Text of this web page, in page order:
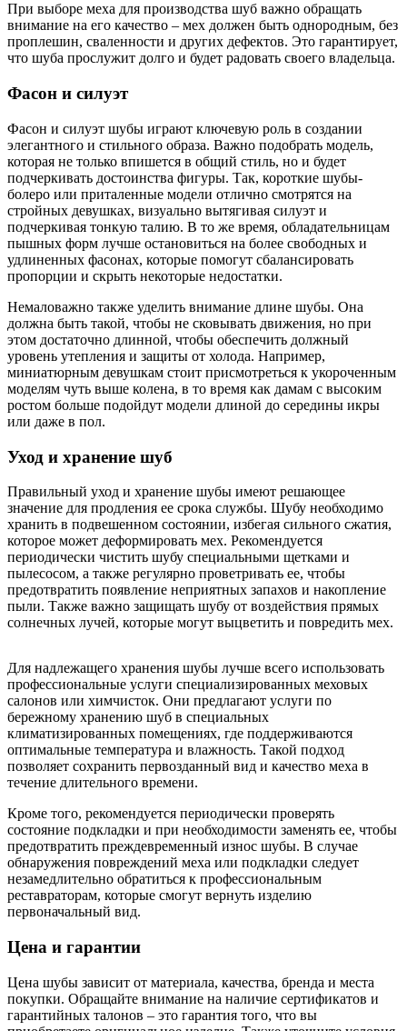
При выборе меха для производства шуб важно обращать
внимание на его качество – мех должен быть однородным, без
проплешин, сваленности и других дефектов. Это гарантирует,
что шуба прослужит долго и будет радовать своего владельца.
Фасон и силуэт
Фасон и силуэт шубы играют ключевую роль в создании
элегантного и стильного образа. Важно подобрать модель,
которая не только впишется в общий стиль, но и будет
подчеркивать достоинства фигуры. Так, короткие шубы-
болеро или приталенные модели отлично смотрятся на
стройных девушках, визуально вытягивая силуэт и
подчеркивая тонкую талию. В то же время, обладательницам
пышных форм лучше остановиться на более свободных и
удлиненных фасонах, которые помогут сбалансировать
пропорции и скрыть некоторые недостатки.
Немаловажно также уделить внимание длине шубы. Она
должна быть такой, чтобы не сковывать движения, но при
этом достаточно длинной, чтобы обеспечить должный
уровень утепления и защиты от холода. Например,
миниатюрным девушкам стоит присмотреться к укороченным
моделям чуть выше колена, в то время как дамам с высоким
ростом больше подойдут модели длиной до середины икры
или даже в пол.
Уход и хранение шуб
Правильный уход и хранение шубы имеют решающее
значение для продления ее срока службы. Шубу необходимо
хранить в подвешенном состоянии, избегая сильного сжатия,
которое может деформировать мех. Рекомендуется
периодически чистить шубу специальными щетками и
пылесосом, а также регулярно проветривать ее, чтобы
предотвратить появление неприятных запахов и накопление
пыли. Также важно защищать шубу от воздействия прямых
солнечных лучей, которые могут выцветить и повредить мех.
Для надлежащего хранения шубы лучше всего использовать
профессиональные услуги специализированных меховых
салонов или химчисток. Они предлагают услуги по
бережному хранению шуб в специальных
климатизированных помещениях, где поддерживаются
оптимальные температура и влажность. Такой подход
позволяет сохранить первозданный вид и качество меха в
течение длительного времени.
Кроме того, рекомендуется периодически проверять
состояние подкладки и при необходимости заменять ее, чтобы
предотвратить преждевременный износ шубы. В случае
обнаружения повреждений меха или подкладки следует
незамедлительно обратиться к профессиональным
реставраторам, которые смогут вернуть изделию
первоначальный вид.
Цена и гарантии
Цена шубы зависит от материала, качества, бренда и места
покупки. Обращайте внимание на наличие сертификатов и
гарантийных талонов – это гарантия того, что вы